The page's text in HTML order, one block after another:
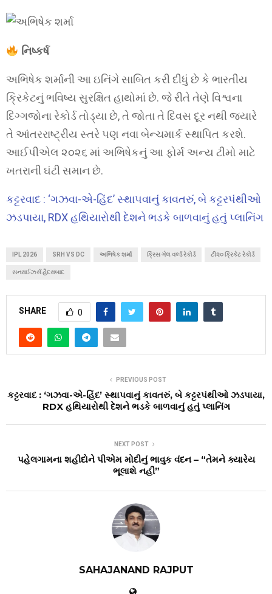
નિષ્કર્ષ
અભિષેક શર્માની આ ઇનિંગે સાબિત કરી દીધું છે કે ભારતીય
ક્રિકેટનું ભવિષ્ય સુરક્ષિત હાથોમાં છે. જે રીતે તેણે વિશ્વના
દિગ્ગજોના રેકોર્ડ તોડ્યા છે, તે જોતા તે દિવસ દૂર નથી જ્યારે
તે આંતરરાષ્ટ્રીય સ્તરે પણ નવા બેન્ચમાર્ક સ્થાપિત કરશે.
આઈપીએલ ૨૦૨૬ માં અભિષેકનું આ ફોર્મ અન્ય ટીમો માટે
ખતરાની ઘંટી સમાન છે.
કટ્ટરવાદ : ‘ગઝવા-એ-હિંદ’ સ્થાપવાનું કાવતરું, બે કટ્ટરપંથીઓ
ઝડપાયા, RDX હથિયારોથી દેશને ભડકે બાળવાનું હતું પ્લાનિંગ
IPL 2026 SRH VS DC અભિષેક શર્મા ક્રિસ ગેલ વર્લ્ડ રેકોર્ડ ટી૨૦ ક્રિકેટ રેકોર્ડ
સનરાઈઝર્સ હૈદરાબાદ
SHARE 0
PREVIOUS POST
કટ્ટરવાદ : ‘ગઝવા-એ-હિંદ’ સ્થાપવાનું કાવતરું, બે કટ્ટરપંથીઓ ઝડપાયા,
RDX હથિયારોથી દેશને ભડકે બાળવાનું હતું પ્લાનિંગ
NEXT POST
પહેલગામના શહીદોને પીએમ મોદીનું ભાવુક વંદન – “તેમને ક્યારેય
ભૂલાશે નહીં”
SAHAJANAND RAJPUT